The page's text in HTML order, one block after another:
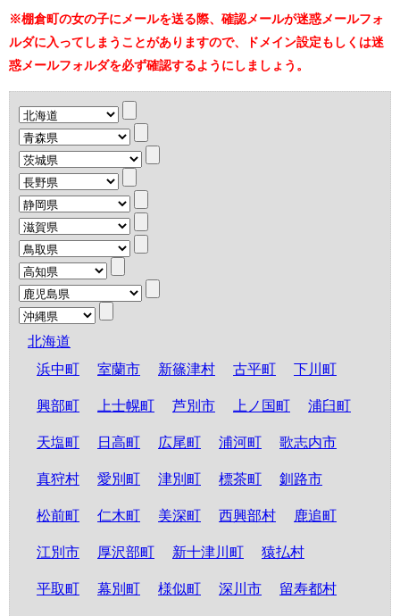
※棚倉町の女の子にメールを送る際、確認メールが迷惑メールフォ
ルダに入ってしまうことがありますので、ドメイン設定もしくは迷
惑メールフォルダを必ず確認するようにしましょう。
北海道
浜中町
室蘭市 新篠津村 古平町 下川町
興部町 上士幌町 芦別市 上ノ国町 浦臼町
天塩町 日高町 広尾町 浦河町 歌志内市
真狩村 愛別町 津別町 標茶町 釧路市
松前町 仁木町 美深町 西興部村 鹿追町
江別市 厚沢部町 新十津川町 猿払村
平取町 幕別町 様似町 深川市 留寿都村